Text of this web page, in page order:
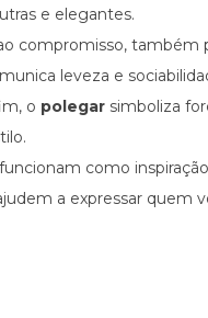
e elegantes.
compromisso,
leveza e
o polegar simboliza
como
a expressar quem